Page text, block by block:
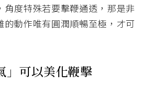
角度特殊若要擊鞭通透，那是非
的動作唯有圓潤順暢至極，才可
」可以美化鞭擊